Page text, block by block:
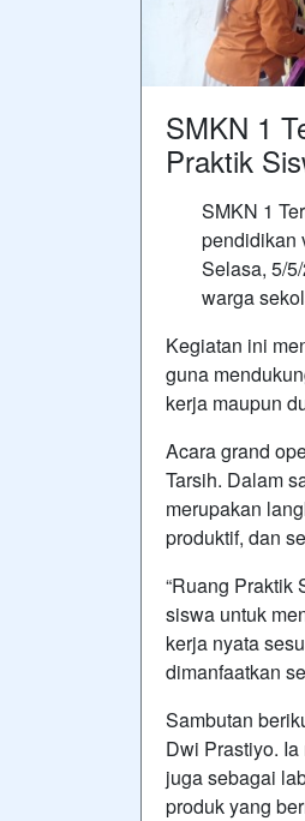
SMKN 1
Praktik
SMKN 1
pendidikan
Selasa, 5/
warga
Kegiatan ini
guna
kerja maupun
Acara grand
Tarsih. Dalam
merupakan
produktif, dan
“Ruang Praktik
siswa untuk
kerja nyata
dimanfaatkan
Sambutan
Dwi Prastiyo.
juga sebagai
produk yang